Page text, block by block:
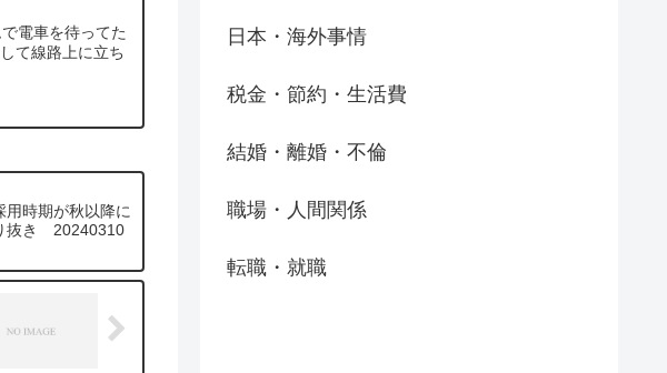
電車を待ってた
て線路上に立ち
用時期が秋以降に
抜き 20240310
日本・海外事情
税金・節約・生活費
結婚・離婚・不倫
職場・人間関係
転職・就職